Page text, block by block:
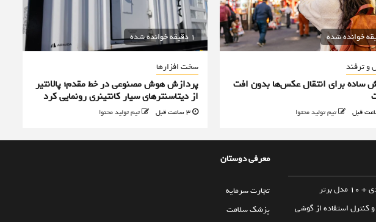
و ترفند
ساده برای انتقال عکس‌ها بدون افت
تیم تولید محتوا
1 دقیقه خوانده شده
سخت افزارها
پردازش هوش مصنوعی در خط مقدم؛ پالانتیر
از دیتاسنترهای سیار کانتینری رونمایی کرد
3 ساعت قبل تیم تولید محتوا
کنترل استفاده از گوشی
معرفی دوستان
تجارت سرمایه
پزشک سلامت